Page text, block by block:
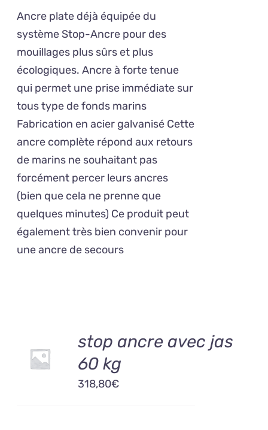
VARIATIONS.
LES
OPTIONS
PEUVENT
ÊTRE
CHOISIES
SUR
LA
PAGE
PRODUIT
Ancre plate déjà équipée du
système Stop-Ancre pour des
mouillages plus sûrs et plus
écologiques. Ancre à forte tenue
qui permet une prise immédiate sur
tous type de fonds marins
Fabrication en acier galvanisé Cette
ancre complète répond aux retours
de marins ne souhaitant pas
forcément percer leurs ancres
(bien que cela ne prenne que
quelques minutes) Ce produit peut
également très bien convenir pour
une ancre de secours
AU
PANIER
stop ancre avec jas
60 kg
318,80€